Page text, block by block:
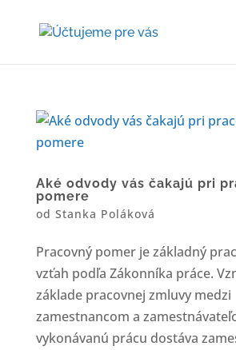
Aké odvody vás čakajú pri
pomere
od Stanka Poláková
Pracovný pomer je základný
vzťah podľa Zákonníka práce.
základe pracovnej zmluvy medzi
zamestnancom a
vykonávanú prácu dostáva